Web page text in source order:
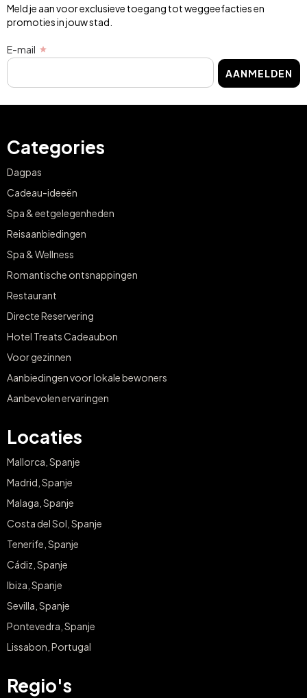
Meld je aan voor exclusieve toegang tot weggeefacties en
promoties in jouw stad.
E-mail
AANMELDEN
Categories
Dagpas
Cadeau-ideeën
Spa & eetgelegenheden
Reisaanbiedingen
Spa & Wellness
Romantische ontsnappingen
Restaurant
Directe Reservering
Hotel Treats Cadeaubon
Voor gezinnen
Aanbiedingen voor lokale bewoners
Aanbevolen ervaringen
Locaties
Mallorca, Spanje
Madrid, Spanje
Malaga, Spanje
Costa del Sol, Spanje
Tenerife, Spanje
Cádiz, Spanje
Ibiza, Spanje
Sevilla, Spanje
Pontevedra, Spanje
Lissabon, Portugal
Regio's